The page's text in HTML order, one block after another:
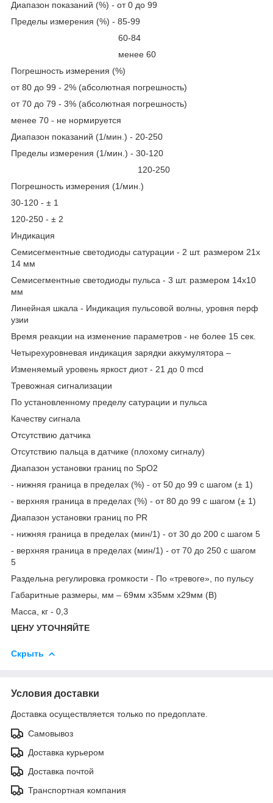
Диапазон показаний (%) - от 0 до 99
Пределы измерения (%) - 85-99
60-84
менее 60
Погрешность измерения (%)
от 80 до 99 - 2% (абсолютная погрешность)
от 70 до 79 - 3% (абсолютная погрешность)
менее 70 - не нормируется
Диапазон показаний (1/мин.) - 20-250
Пределы измерения (1/мин.) - 30-120
120-250
Погрешность измерения (1/мин.)
30-120 - ± 1
120-250 - ± 2
Индикация
Семисегментные светодиоды сатурации - 2 шт. размером 21х
14 мм
Семисегментные светодиоды пульса - 3 шт. размером 14х10
мм
Линейная шкала - Индикация пульсовой волны, уровня перф
узии
Время реакции на изменение параметров - не более 15 сек.
Четырехуровневая индикация зарядки аккумулятора –
Изменяемый уровень яркост диот - 21 до 0 mcd
Тревожная сигнализации
По установленному пределу сатурации и пульса
Качеству сигнала
Отсутствию датчика
Отсутствию пальца в датчике (плохому сигналу)
Диапазон установки границ по SpO2
- нижняя граница в пределах (%) - от 50 до 99 с шагом (± 1)
- верхняя граница в пределах (%) - от 80 до 99 с шагом (± 1)
Диапазон установки границ по PR
- нижняя граница в пределах (мин/1) - от 30 до 200 с шагом 5
- верхняя граница в пределах (мин/1) - от 70 до 250 с шагом
5
Раздельна регулировка громкости - По «тревоге», по пульсу
Габаритные размеры, мм – 69мм х35мм х29мм (В)
Масса, кг - 0,3
ЦЕНУ УТОЧНЯЙТЕ
Скрыть
Условия доставки
Доставка осуществляется только по предоплате.
Самовывоз
Доставка курьером
Доставка почтой
Транспортная компания